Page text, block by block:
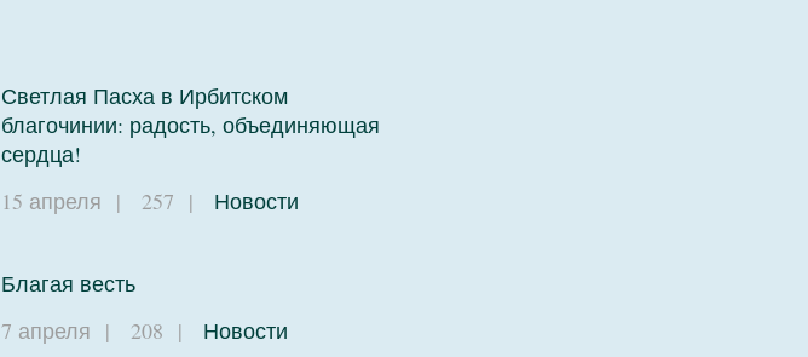
Светлая Пасха в Ирбитском
благочинии: радость, объединяющая
сердца!
15 апреля | 257 | Новости
Благая весть
7 апреля | 208 | Новости